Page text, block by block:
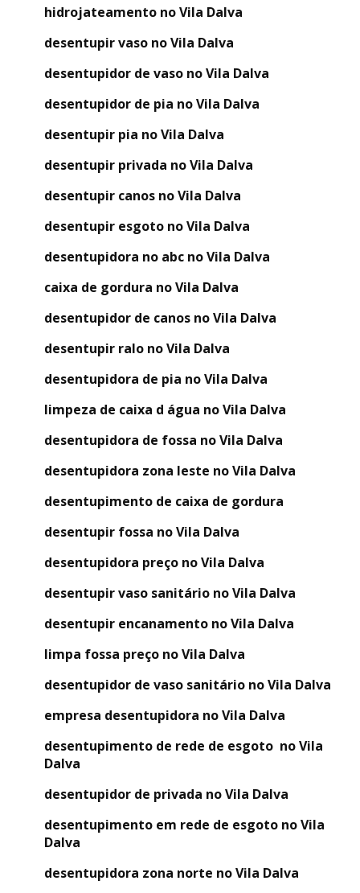
hidrojateamento no Vila Dalva
desentupir vaso no Vila Dalva
desentupidor de vaso no Vila Dalva
desentupidor de pia no Vila Dalva
desentupir pia no Vila Dalva
desentupir privada no Vila Dalva
desentupir canos no Vila Dalva
desentupir esgoto no Vila Dalva
desentupidora no abc no Vila Dalva
caixa de gordura no Vila Dalva
desentupidor de canos no Vila Dalva
desentupir ralo no Vila Dalva
desentupidora de pia no Vila Dalva
limpeza de caixa d água no Vila Dalva
desentupidora de fossa no Vila Dalva
desentupidora zona leste no Vila Dalva
desentupimento de caixa de gordura
desentupir fossa no Vila Dalva
desentupidora preço no Vila Dalva
desentupir vaso sanitário no Vila Dalva
desentupir encanamento no Vila Dalva
limpa fossa preço no Vila Dalva
desentupidor de vaso sanitário no Vila Dalva
empresa desentupidora no Vila Dalva
desentupimento de rede de esgoto no Vila
Dalva
desentupidor de privada no Vila Dalva
desentupimento em rede de esgoto no Vila
Dalva
desentupidora zona norte no Vila Dalva